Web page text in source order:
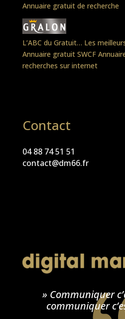
Annuaire gratuit de recherche
L’ABC du Gratuit… Les
Annuaire gratuit SWCF
recherches sur internet
Contact
04 88 74 51 51
contact@dm66.fr
» Communiquer
communiquer